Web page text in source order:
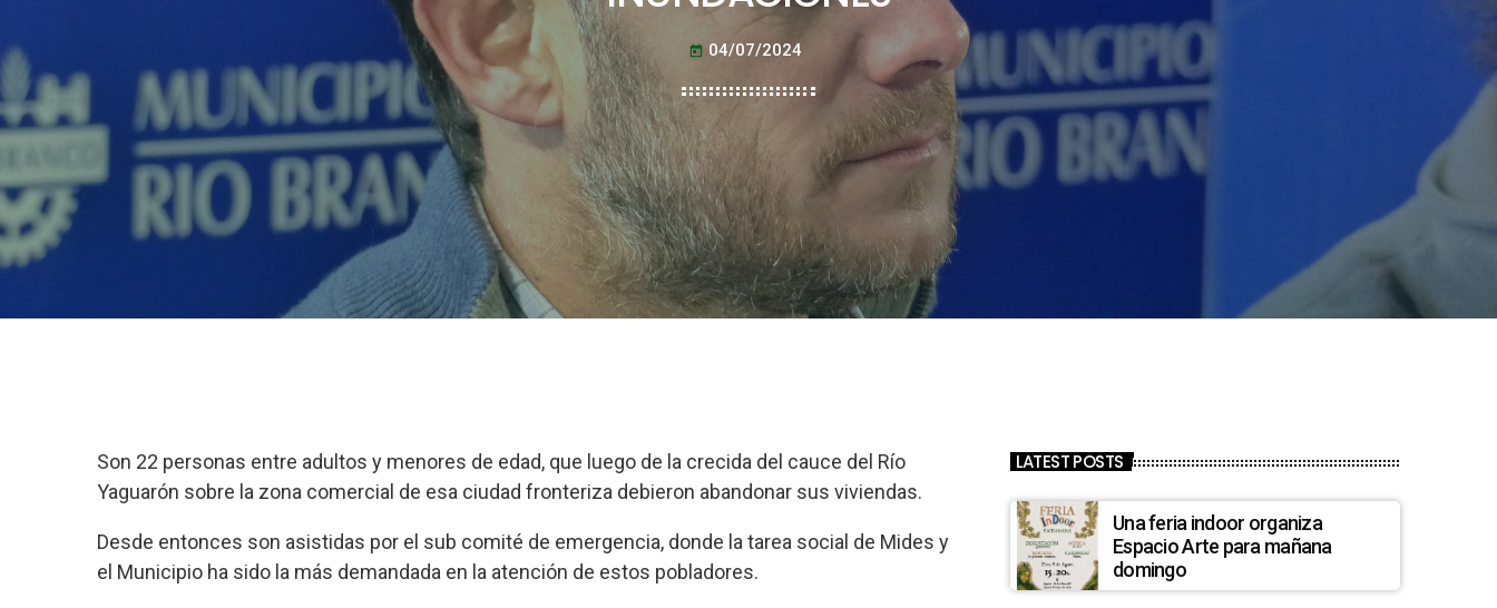
today 04/07/2024
Son 22 personas entre adultos y menores de edad, que luego de la crecida del cauce del Río
Yaguarón sobre la zona comercial de esa ciudad fronteriza debieron abandonar sus viviendas.
Desde entonces son asistidas por el sub comité de emergencia, donde la tarea social de Mides y
el Municipio ha sido la más demandada en la atención de estos pobladores.
LATEST POSTS
Una feria indoor organiza
Espacio Arte para mañana
domingo